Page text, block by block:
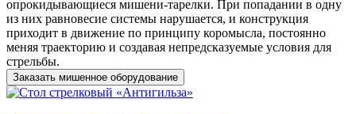
опрокидывающиеся мишени-тарелки. При попадании в одну
из них равновесие системы нарушается, и конструкция
приходит в движение по принципу коромысла, постоянно
меняя траекторию и создавая непредсказуемые условия для
стрельбы.
Заказать мишенное оборудование